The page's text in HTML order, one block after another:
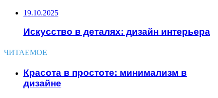
19.10.2025
Искусство в деталях: дизайн интерьера
ЧИТАЕМОЕ
Красота в простоте: минимализм в
дизайне